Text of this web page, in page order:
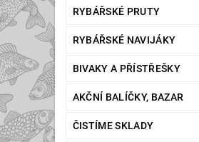
RYBÁŘSKÉ PRUTY
RYBÁŘSKÉ NAVIJÁKY
BIVAKY A PŘÍSTŘEŠKY
AKČNÍ BALÍČKY, BAZAR
ČISTÍME SKLADY